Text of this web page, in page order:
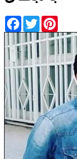
Facebook
Twitter